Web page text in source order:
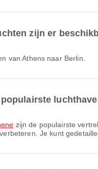
zijn er
van Athens naar Berlin.
zijn de populairste
Je kunt